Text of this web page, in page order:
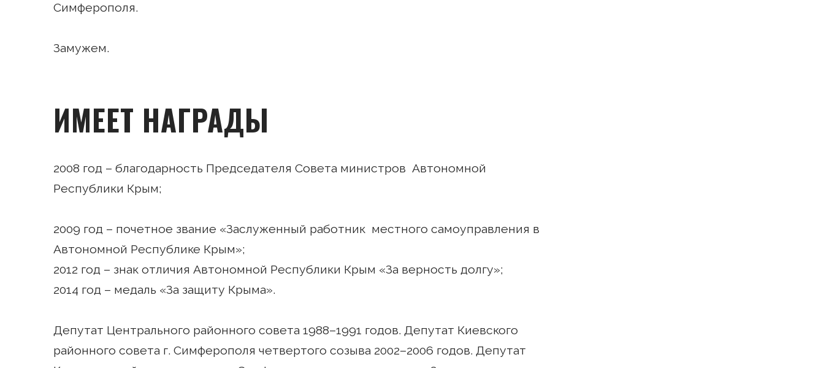
Симферополя.
Замужем.
ИМЕЕТ НАГРАДЫ
2008 год – благодарность Председателя Совета министров Автономной
Республики Крым;
2009 год – почетное звание «Заслуженный работник местного самоуправления в
Автономной Республике Крым»;
2012 год – знак отличия Автономной Республики Крым «За верность долгу»;
2014 год – медаль «За защиту Крыма».
Депутат Центрального районного совета 1988–1991 годов. Депутат Киевского
районного совета г. Симферополя четвертого созыва 2002–2006 годов. Депутат